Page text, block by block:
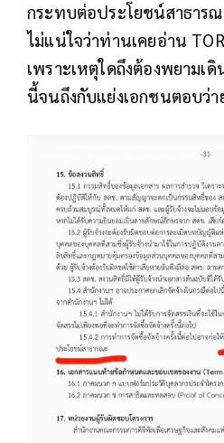
กระทบต่อประโยชน์สาธาร
ไม่แน่ใจว่าท่านเคยอ่าน
เพราะเหตุใดถึงต้องพยามเ
นี้จนถึงกับแย่งเอกชนตอบว่า